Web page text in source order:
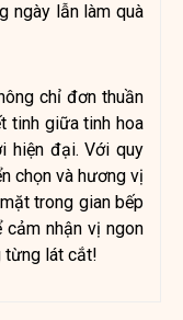
ngày lẫn làm quà
chỉ đơn thuần
tinh giữa tinh hoa
hiện đại. Với quy
chọn và hương vị
trong gian bếp
cảm nhận vị ngon
từng lát cắt!